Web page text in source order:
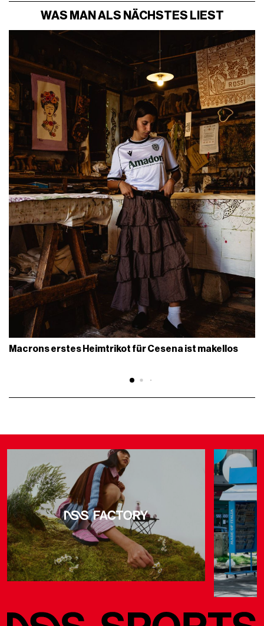
WAS MAN ALS NÄCHSTES LIEST
Macrons erstes Heimtrikot für Cesena ist makellos